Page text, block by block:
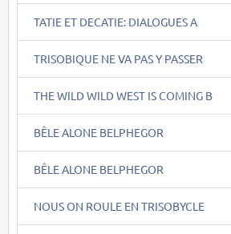
TATIE ET DECATIE: DIALOGUES A
TRISOBIQUE NE VA PAS Y PASSER
THE WILD WILD WEST IS COMING B
BÊLE ALONE BELPHEGOR
BÊLE ALONE BELPHEGOR
NOUS ON ROULE EN TRISOBYCLE